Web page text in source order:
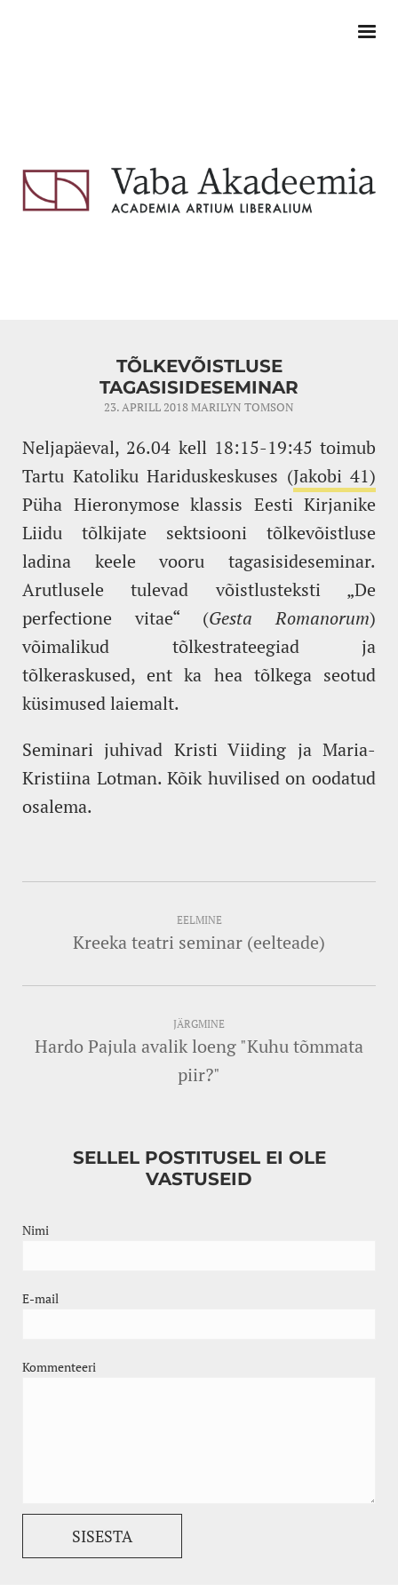
TÕLKEVÕISTLUSE
TAGASISIDESEMINAR
23. APRILL 2018MARILYN TOMSON
Neljapäeval, 26.04 kell 18:15-19:45 toimub
Tartu Katoliku Hariduskeskuses (Jakobi 41)
Püha Hieronymose klassis Eesti Kirjanike
Liidu tõlkijate sektsiooni tõlkevõistluse
ladina keele vooru tagasisideseminar.
Arutlusele tulevad võistlusteksti „De
perfectione vitae“ (Gesta Romanorum)
võimalikud tõlkestrateegiad ja
tõlkeraskused, ent ka hea tõlkega seotud
küsimused laiemalt.
Seminari juhivad Kristi Viiding ja Maria-
Kristiina Lotman. Kõik huvilised on oodatud
osalema.
EELMINE
Kreeka teatri seminar (eelteade)
JÄRGMINE
Hardo Pajula avalik loeng "Kuhu tõmmata
piir?"
SELLEL POSTITUSEL EI OLE
VASTUSEID
Nimi
E-mail
Kommenteeri